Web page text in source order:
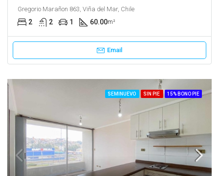
Gregorio Marañon 863, Viña del Mar, Chile
2 2 1 60.00m²
Email
SEMINUEVO SIN PIE 15% BONO PIE